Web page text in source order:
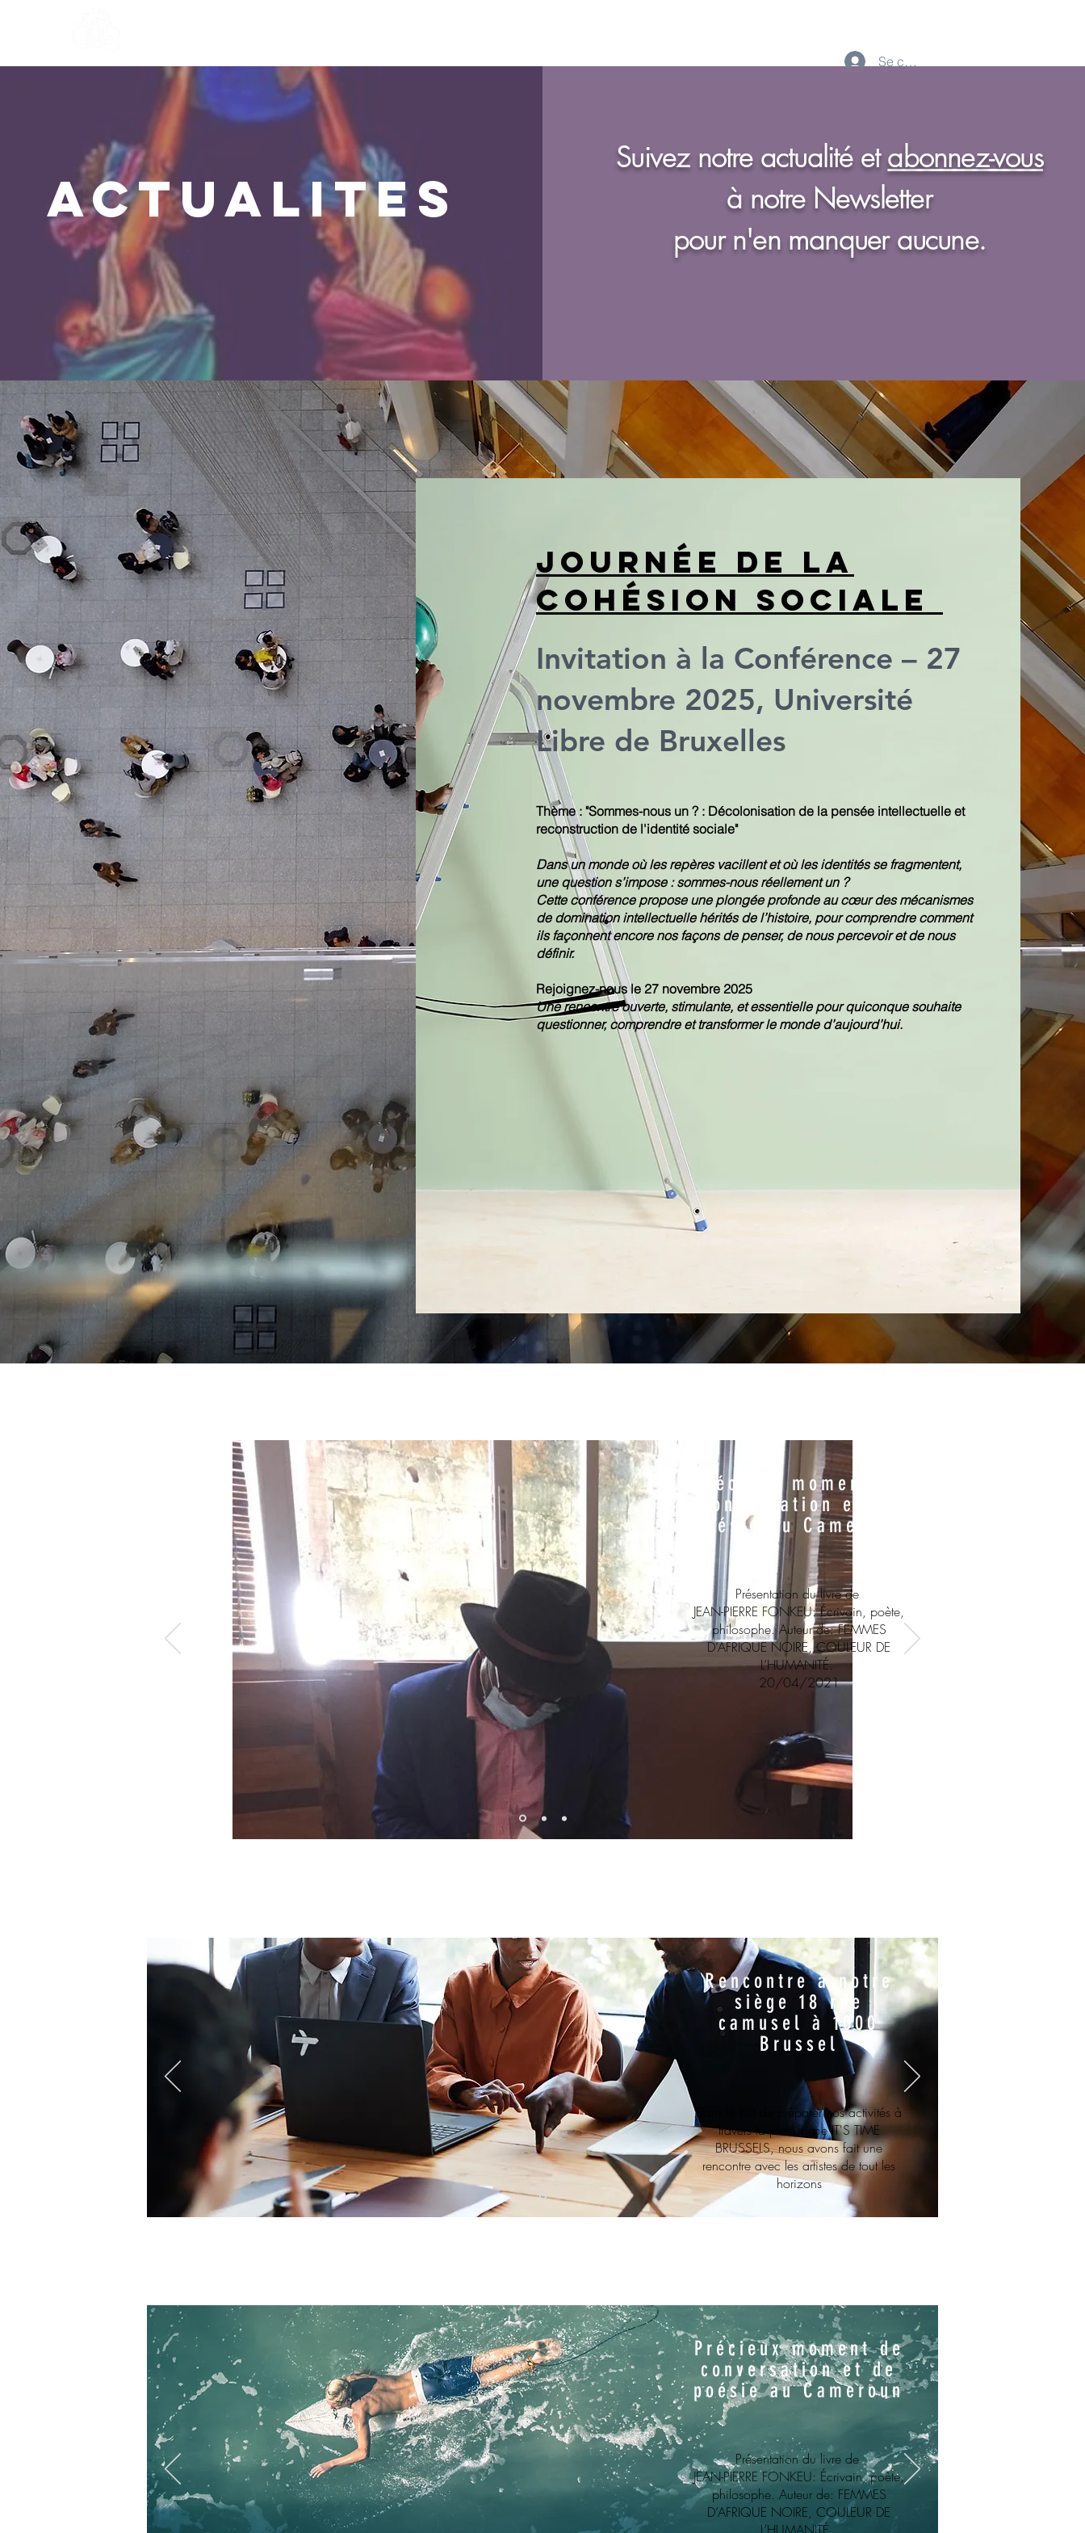
Se connecter
actualites
Suivez notre actualitéetabonnez-vous
à notre Newsletter
pour n'en manquer aucune.
Journée de la
cohésion sociale
Invitation à la Conférence – 27
novembre 2025, Université
Libre de Bruxelles
Thème : "Sommes-nous un ? : Décolonisation de la pensée intellectuelle et
reconstruction de l'identité sociale"
Dans un monde où les repères vacillent et où les identités se fragmentent,
une question s’impose : sommes-nous réellement un ?
Cette conférence propose une plongée profonde au cœur des mécanismes
de domination intellectuelle hérités de l’histoire, pour comprendre comment
ils façonnent encore nos façons de penser, de nous percevoir et de nous
définir.
Rejoignez-nous le 27 novembre 2025
Une rencontre ouverte, stimulante, et essentielle pour quiconque souhaite
questionner, comprendre et transformer le monde d’aujourd’hui.
Précieux moment de
conversation et de
poésie au Cameroun
Présentation du livre de
JEAN-PIERRE FONKEU: Écrivain, poète,
philosophe. Auteur de: FEMMES
D’AFRIQUE NOIRE, COULEUR DE
L’HUMANITÉ.
20/04/2021
Rencontre à notre
siège 18 rue
camusel à 1000
Brussel
Dans le but de préparer nos activités à
travers la plate-forme IT'S TIME
BRUSSELS, nous avons fait une
rencontre avec les artistes de tout les
horizons
Précieux moment de
conversation et de
poésie au Cameroun
Présentation du livre de
JEAN-PIERRE FONKEU: Écrivain, poète,
philosophe. Auteur de: FEMMES
D’AFRIQUE NOIRE, COULEUR DE